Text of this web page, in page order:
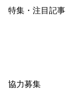
特集・注目記事
協力募集